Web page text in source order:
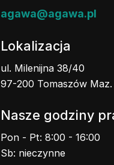
agawa@agawa.pl
Lokalizacja
ul. Milenijna 38/40
97-200 Tomaszów Maz.
Nasze godziny
Pon - Pt: 8:00 - 16:00
Sb: nieczynne